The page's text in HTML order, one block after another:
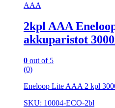
AAA
2kpl AAA
akkuparistot
0 out of 5
(0)
Eneloop Lite AAA 2 kpl
SKU: 10004-ECO-2bl